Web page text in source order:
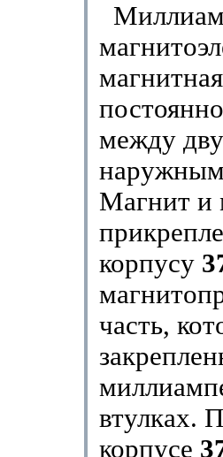
между
наружным
Магнит и
корпусу
часть,
втулках.
корпусе